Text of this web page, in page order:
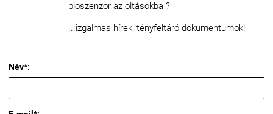
bioszenzor az oltásokba ?
...izgalmas hírek, tényfeltáró dokumentumok!
Név*: